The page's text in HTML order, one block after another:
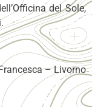
del Sole,
– Livorno